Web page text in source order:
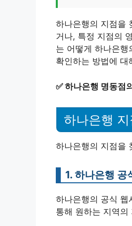
하나은행의 지점을
거나, 특정 지점의
는 어떻게 하나은
확인하는 방법에 대
✅하나은행 명동점
하나은행 지
하나은행의 지점을
1. 하나은행 공
하나은행의 공식 웹
통해 원하는 지역